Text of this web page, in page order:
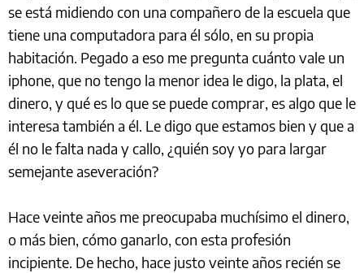
se está midiendo con una compañero de la escuela que
tiene una computadora para él sólo, en su propia
habitación. Pegado a eso me pregunta cuánto vale un
iphone, que no tengo la menor idea le digo, la plata, el
dinero, y qué es lo que se puede comprar, es algo que le
interesa también a él. Le digo que estamos bien y que a
él no le falta nada y callo, ¿quién soy yo para largar
semejante aseveración?
Hace veinte años me preocupaba muchísimo el dinero,
o más bien, cómo ganarlo, con esta profesión
incipiente. De hecho, hace justo veinte años recién se